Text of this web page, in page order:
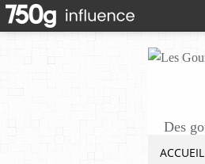
ACCUEIL